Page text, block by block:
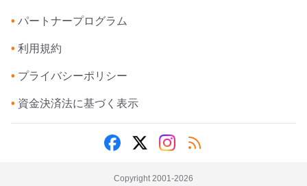
• パートナープログラム
• 利用規約
• プライバシーポリシー
• 資金決済法に基づく表示
Copyright 2001-2026